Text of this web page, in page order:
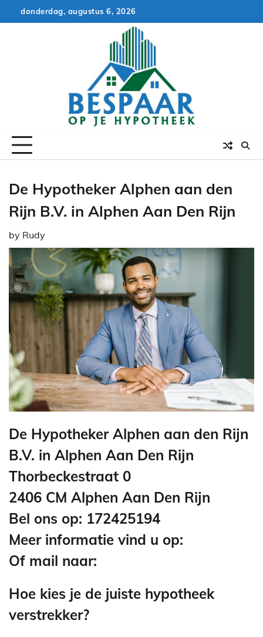
to
donderdag, augustus 6, 2026
De Hypotheker Alphen aan den
Rijn B.V. in Alphen Aan Den Rijn
by Rudy
De Hypotheker Alphen aan den Rijn
B.V. in Alphen Aan Den Rijn
Thorbeckestraat 0
2406 CM Alphen Aan Den Rijn
Bel ons op: 172425194
Meer informatie vind u op:
Of mail naar:
Hoe kies je de juiste hypotheek
verstrekker?